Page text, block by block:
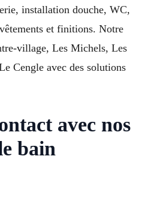
installation douche, WC,
et finitions. Notre
village, Les Michels, Les
Cengle avec des solutions
avec nos
bain